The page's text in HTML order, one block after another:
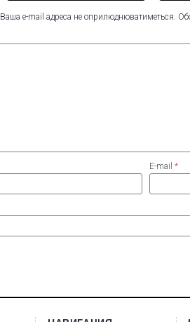
Ваша e-mail адреса не оприлюднюватиметься.
E-mail *